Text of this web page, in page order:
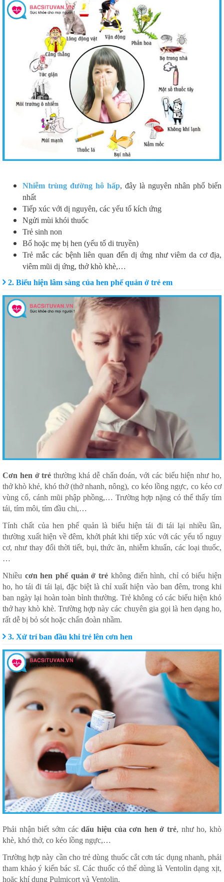
Nhiễm trùng đường hô hấp, đây là nguyên nhân phổ biến
nhất
Tiếp xúc với dị nguyên, các yếu tố kích ứng
Ngửi mùi khói thuốc
Trẻ sinh non
Bố hoặc mẹ bị hen (yếu tố di truyền)
Trẻ mắc các bệnh liên quan đến dị ứng như viêm da cơ địa,
viêm mũi dị ứng, thở khò khè,…
2. Biểu hiện lâm sàng của hen phế quản ở trẻ em
Cơn hen ở trẻ thường khá dễ chẩn đoán, với các biểu hiện như ho,
thở khò khẻ, khó thở (thở nhanh, nông), co kéo lồng ngực, co kéo cơ
vùng cổ, cánh mũi phập phồng,… Trường hợp nặng có thể thấy tím
tái, tím môi, tím đầu chi,…
Tính chất của hen phế quản là biểu hiện tái đi tái lại nhiều lần,
thường xuất hiện về đêm, khởi phát khi tiếp xúc với các yếu tố nguy
cơ, như thay đổi thời tiết, bụi, thức ăn, nhiễm khuẩn, các loại thuốc,
…
Nhiều cơn hen phế quản ở trẻ không điển hình, chỉ có biểu hiện
ho, ho tái đi tái lại, đặc biệt là chỉ xuất hiện vào ban đêm, trong khi
ban ngày lại hoàn toàn bình thường. Trẻ không có các biểu hiện khó
thở hay khò khè. Trường hợp này các chuyên gia gọi là hen dạng ho,
rất dễ bị bỏ sót hoặc chẩn đoàn nhầm.
3. Xử trí ban đầu khi trẻ lên cơn hen
Phải nhận biết sớm cácdấu hiệu của cơn hen ở trẻ, như ho, khò
khè, khó thở, co kéo lồng ngực,…
Trường hợp này cần cho trẻ dùng thuốc cắt cơn tác dụng nhanh, phải
tham khảo ý kiến bác sĩ. Các thuốc có thể dùng là Ventolin dạng xịt,
hoặc khí dung Pulmicort và Ventolin.